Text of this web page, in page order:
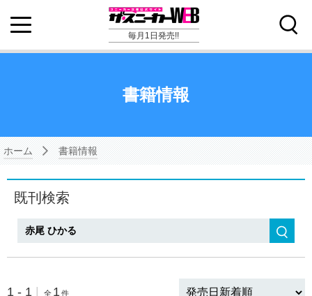
毎月1日発売!!
書籍情報
ホーム 書籍情報
既刊検索
1 - 1 全 1件